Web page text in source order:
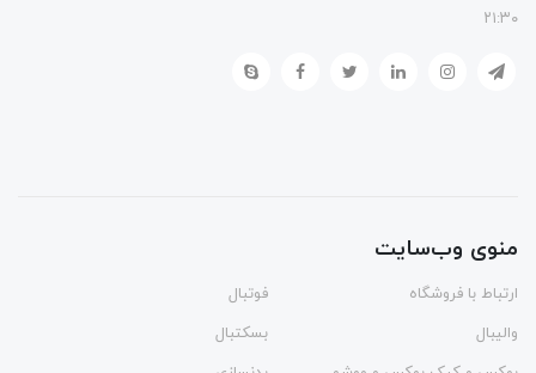
۲۱:۳۰
منوی وب‌سایت
ارتباط با فروشگاه
فوتبال
والیبال
بسکتبال